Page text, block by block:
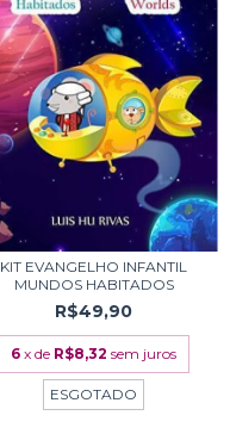
KIT EVANGELHO INFANTIL
MUNDOS HABITADOS
R$49,90
6 x de R$8,32 sem juros
ESGOTADO